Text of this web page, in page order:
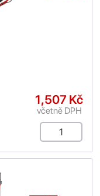
1,507 Kč
včetně DPH